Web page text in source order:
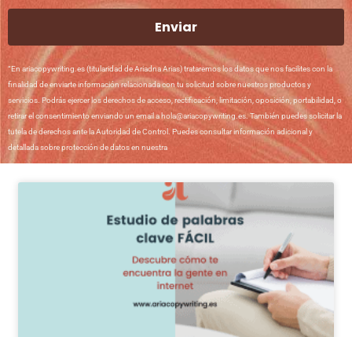
Enviar
“En ariacopywriting.es (titularidad de Ariadna Arias) trataremos los datos que nos facilites con la
finalidad de enviarte información relacionada con tu solicitud sobre nuestros productos y
servicios. Podrás ejercer los derechos de acceso, rectificación, limitación, oposición, portabilidad, o
retirar el consentimiento enviando un email a hola@ariacopywriting.es. También puedes solicitar la
tutela de derechos ante la Autoridad de Control. Puedes consultar información adicional y
detallada sobre protección de datos en nuestra
Política de Privacidad